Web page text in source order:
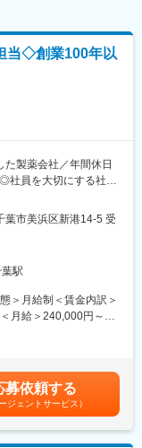
当◇創業100年以
製薬会社／年間休日
社員を大切にする社風
薬の薬事関連業務を
品質の維持に貢献す
整っています。
葉市美浜区新港14-5 受
駅
＞月給制＜賃金内訳＞
月給＞240,000円～
月33万円～37万円）
月41万円～49万円）
通じて上下する可能
た表記です。
募依頼する
ージェントサービス）